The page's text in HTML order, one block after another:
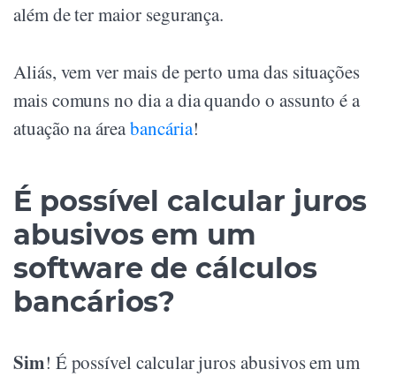
além de ter maior segurança.
Aliás, vem ver mais de perto uma das situações
mais comuns no dia a dia quando o assunto é a
atuação na áreabancária!
É possível calcular juros
abusivos em um
software de cálculos
bancários?
Sim! É possível calcular juros abusivos em um